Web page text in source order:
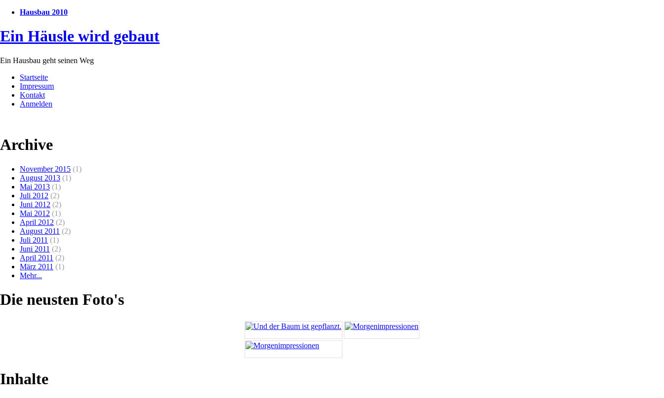
Hausbau 2010
Ein Häusle wird gebaut
Ein Hausbau geht seinen Weg
Startseite
Impressum
Kontakt
Anmelden
Archive
November 2015 (1)
August 2013 (1)
Mai 2013 (1)
Juli 2012 (2)
Juni 2012 (2)
Mai 2012 (1)
April 2012 (2)
August 2011 (2)
Juli 2011 (1)
Juni 2011 (2)
April 2011 (2)
März 2011 (1)
Mehr...
Die neusten Foto's
Inhalte